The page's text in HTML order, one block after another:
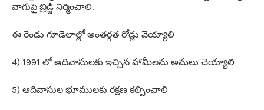
వాగుపై బ్రిడ్జి నిర్మించాలి.
ఈ రెండు గూడెలాల్లో అంతర్గత రోడ్లు వెయ్యాలి
4) 1991 లో ఆదివాసులకు ఇచ్చిన హామీలను అమలు చెయ్యాలి
5) ఆదివాసుల భూములకు రక్షణ కల్పించాలి